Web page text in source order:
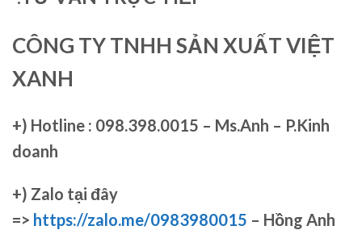
CÔNG TY TNHH SẢN XUẤT VIỆT
XANH
+) Hotline : 098.398.0015 – Ms.Anh – P.Kinh
doanh
+) Zalo tại đây
=> https://zalo.me/0983980015 – Hồng Anh